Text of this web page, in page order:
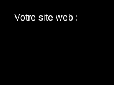
Votre site web :